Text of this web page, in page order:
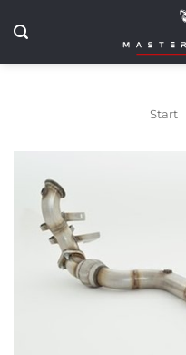
Inhalt
springen
Start